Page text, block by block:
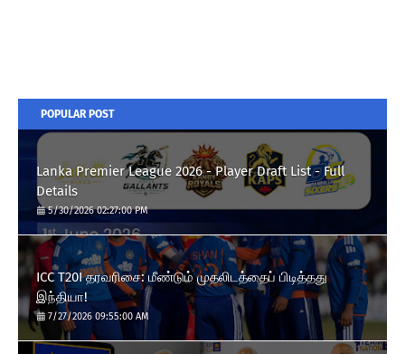
POPULAR POST
Lanka Premier League 2026 - Player Draft List - Full
Details
5/30/2026 02:27:00 PM
ICC T20I தரவரிசை: மீண்டும் முதலிடத்தைப் பிடித்தது
இந்தியா!
7/27/2026 09:55:00 AM